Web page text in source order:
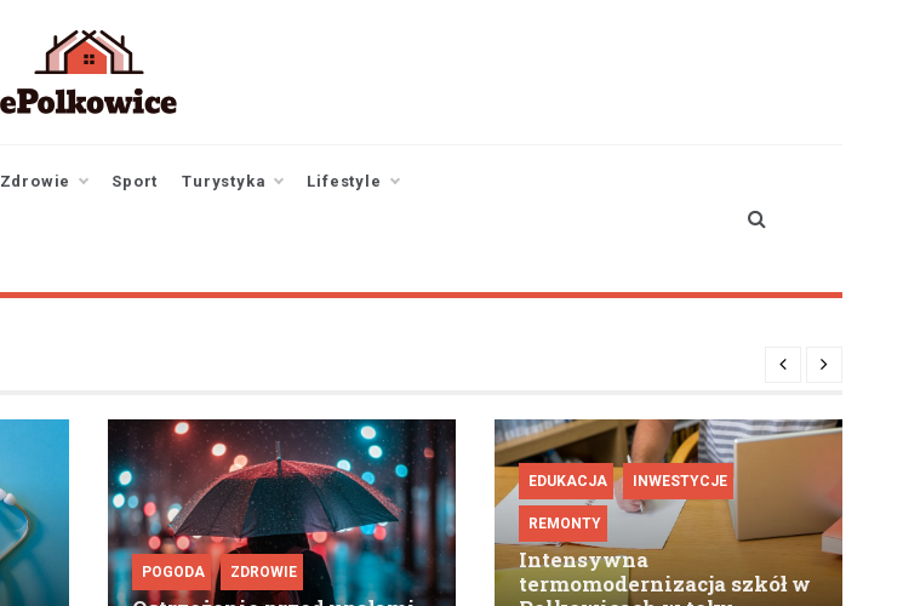
Polkowic
Zdrowie Sport Turystyka Lifestyle
POGODA ZDROWIE
EDUKACJA INWESTYCJE
REMONTY
Intensywna
termomodernizacja szkół w